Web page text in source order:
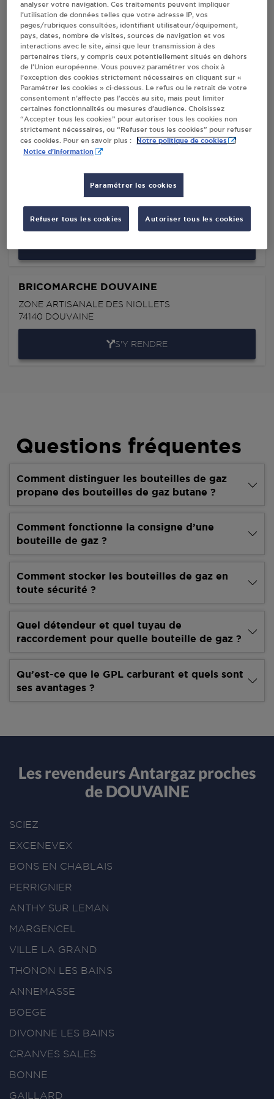
Villes
CARREFOUR MARKET S PROVENCI
DOUVAINE
AVENUE DE THONON
ZA DU BACHELARD
74140DOUVAINE
S'Y RENDRE
DISTRIBUTEUR AUTOMATIQUE 24/24
CARREFOUR DOUVAINE
ROUTE DE THONON
74140DOUVAINE
BRICOMARCHE DOUVAINE
ZONE ARTISANALE DES NIOLLETS
74140 DOUVAINE
S'Y RENDRE
Questions fréquentes
Comment distinguer les bouteilles de gaz
propane des bouteilles de gaz butane ?
Comment fonctionne la consigne d’une
bouteille de gaz ?
Comment stocker les bouteilles de gaz en
toute sécurité ?
Quel détendeur et quel tuyau de
raccordement pour quelle bouteille de gaz ?
Qu’est-ce que le GPL carburant et quels sont
ses avantages ?
Les revendeurs Antargaz proches
de DOUVAINE
SCIEZ
EXCENEVEX
BONS EN CHABLAIS
PERRIGNIER
ANTHY SUR LEMAN
MARGENCEL
VILLE LA GRAND
THONON LES BAINS
ANNEMASSE
BOEGE
DIVONNE LES BAINS
CRANVES SALES
BONNE
GAILLARD
analyser votre navigation. Ces traitements peuvent impliquer
l’utilisation de données telles que votre adresse IP, vos
pages/rubriques consultées, identifiant utilisateur/équipement,
pays, dates, nombre de visites, sources de navigation et vos
interactions avec le site, ainsi que leur transmission à des
partenaires tiers, y compris ceux potentiellement situés en dehors
de l’Union européenne. Vous pouvez paramétrer vos choix à
l’exception des cookies strictement nécessaires en cliquant sur «
Paramétrer les cookies » ci-dessous. Le refus ou le retrait de votre
consentement n’affecte pas l’accès au site, mais peut limiter
certaines fonctionnalités ou mesures d’audience. Choisissez
“Accepter tous les cookies” pour autoriser tous les cookies non
strictement nécessaires, ou “Refuser tous les cookies” pour refuser
ces cookies. Pour en savoir plus :
Notre politique de cookies
Notice d'information
Paramétrer les cookies
Refuser tous les cookies Autoriser tous les cookies